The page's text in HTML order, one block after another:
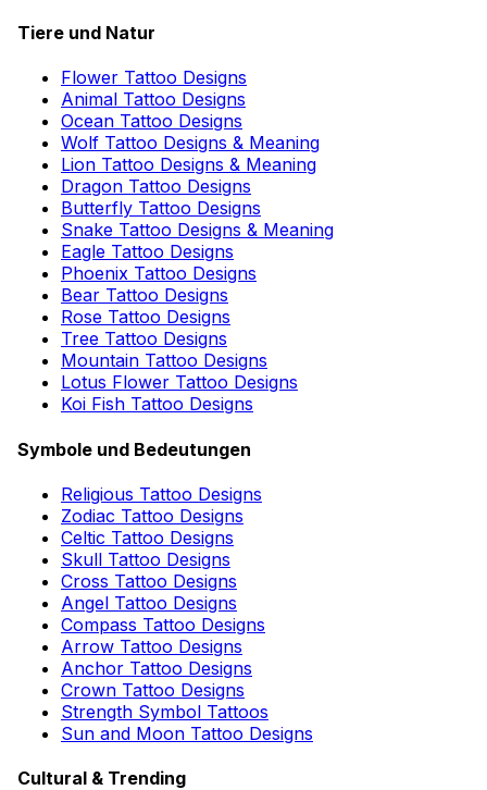
Tiere und Natur
Flower Tattoo Designs
Animal Tattoo Designs
Ocean Tattoo Designs
Wolf Tattoo Designs & Meaning
Lion Tattoo Designs & Meaning
Dragon Tattoo Designs
Butterfly Tattoo Designs
Snake Tattoo Designs & Meaning
Eagle Tattoo Designs
Phoenix Tattoo Designs
Bear Tattoo Designs
Rose Tattoo Designs
Tree Tattoo Designs
Mountain Tattoo Designs
Lotus Flower Tattoo Designs
Koi Fish Tattoo Designs
Symbole und Bedeutungen
Religious Tattoo Designs
Zodiac Tattoo Designs
Celtic Tattoo Designs
Skull Tattoo Designs
Cross Tattoo Designs
Angel Tattoo Designs
Compass Tattoo Designs
Arrow Tattoo Designs
Anchor Tattoo Designs
Crown Tattoo Designs
Strength Symbol Tattoos
Sun and Moon Tattoo Designs
Cultural & Trending